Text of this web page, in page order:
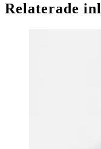
Relaterade